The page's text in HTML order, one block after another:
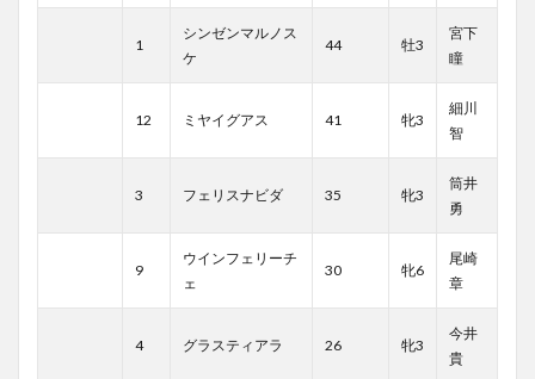
1
シンゼンマルノス
ケ
44 牡3
宮下
瞳
12 ミヤイグアス 41 牝3
細川
智
3 フェリスナビダ 35 牝3
筒井
勇
9
ウインフェリーチ
ェ
30 牝6
尾崎
章
4 グラスティアラ 26 牝3
今井
貴